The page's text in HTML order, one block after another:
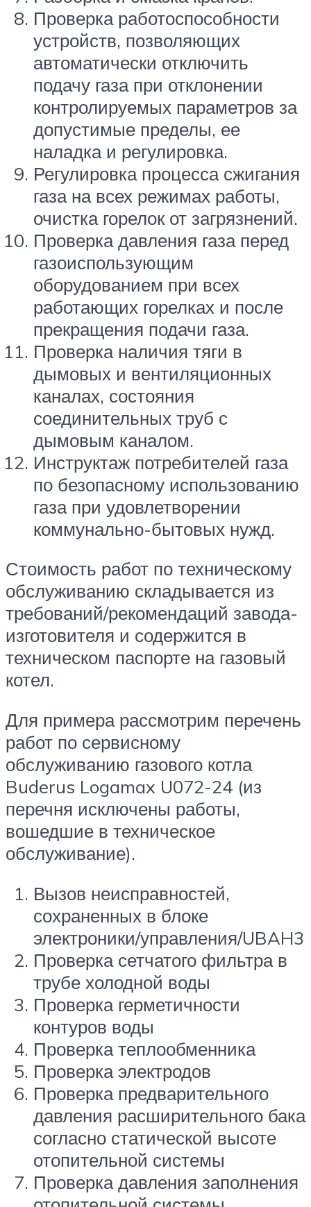
Проверка работоспособности
устройств, позволяющих
автоматически отключить
подачу газа при отклонении
контролируемых параметров за
допустимые пределы, ее
наладка и регулировка.
Регулировка процесса сжигания
газа на всех режимах работы,
очистка горелок от загрязнений.
Проверка давления газа перед
газоиспользующим
оборудованием при всех
работающих горелках и после
прекращения подачи газа.
Проверка наличия тяги в
дымовых и вентиляционных
каналах, состояния
соединительных труб с
дымовым каналом.
Инструктаж потребителей газа
по безопасному использованию
газа при удовлетворении
коммунально-бытовых нужд.
Стоимость работ по техническому
обслуживанию складывается из
требований/рекомендаций завода-
изготовителя и содержится в
техническом паспорте на газовый
котел.
Для примера рассмотрим перечень
работ по сервисному
обслуживанию газового котла
Buderus Logamax U072-24 (из
перечня исключены работы,
вошедшие в техническое
обслуживание).
Вызов неисправностей,
сохраненных в блоке
электроники/управления/UBAH3
Проверка сетчатого фильтра в
трубе холодной воды
Проверка герметичности
контуров воды
Проверка теплообменника
Проверка электродов
Проверка предварительного
давления расширительного бака
согласно статической высоте
отопительной системы
Проверка давления заполнения